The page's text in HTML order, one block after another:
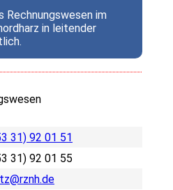
im
in leitender
31) 92 01 51
31) 92 01 55